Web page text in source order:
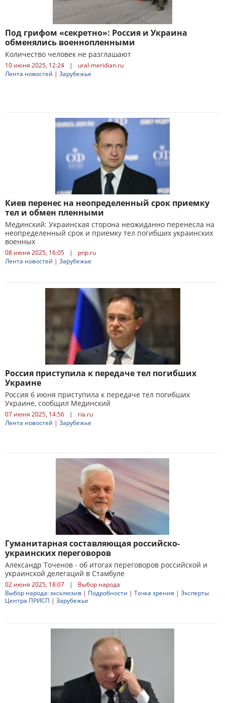
Под грифом «секретно»: Россия и Украина
обменялись военнопленными
Количество человек не разглашают
10 июня 2025, 12:24 |
ural-meridian.ru
Лента новостей | Зарубежье
Киев перенес на неопределенный срок приемку
тел и обмен пленными
Мединский: Украинская сторона неожиданно перенесла на
неопределенный срок и приемку тел погибших украинских
военных
08 июня 2025, 16:05 |
pnp.ru
Лента новостей | Зарубежье
Россия приступила к передаче тел погибших
Украине
Россия 6 июня приступила к передаче тел погибших
Украине, сообщил Мединский
07 июня 2025, 14:56 |
ria.ru
Лента новостей | Зарубежье
Гуманитарная составляющая российско-
украинских переговоров
Александр Точенов - об итогах переговоров российской и
украинской делегаций в Стамбуле
02 июня 2025, 18:07 |
Выбор народа
Выбор народа: эксклюзив | Подробности | Точка зрения | Эксперты
Центра ПРИСП | Зарубежье